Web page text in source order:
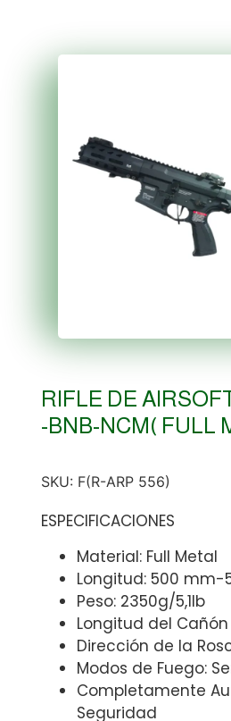
RIFLE DE
-BNB-NCM( FULL
SKU: F(R-ARP 556)
ESPECIFICACIONES
Material: Full Metal
Longitud: 500 mm-
Peso: 2350g/5,1lb
Longitud del Cañón
Dirección de la
Modos de Fuego:
Completamente
Seguridad